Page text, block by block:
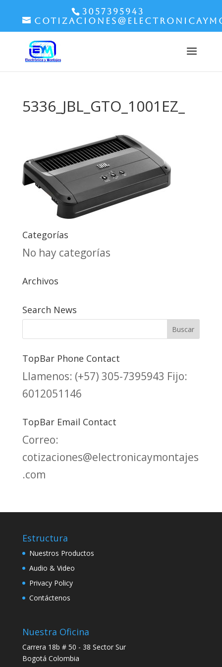
3057395943
5336_JBL_GTO_1001EZ_
Categorías
No hay categorías
Archivos
Search News
TopBar Phone Contact
Llamenos: (+57) 305-7395943 Fijo:
6012051146
TopBar Email Contact
Correo:
cotizaciones@electronicaymontajes
.com
Estructura
Nuestros Productos
Audio & Video
Privacy Policy
Contáctenos
Nuestra Oficina
Carrera 18b # 50 - 38 Sector Sur
Bogotá Colombia